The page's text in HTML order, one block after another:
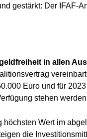
gestärkt: Der IFAF-
in allen
Euro und für
stehen
Wert im
die